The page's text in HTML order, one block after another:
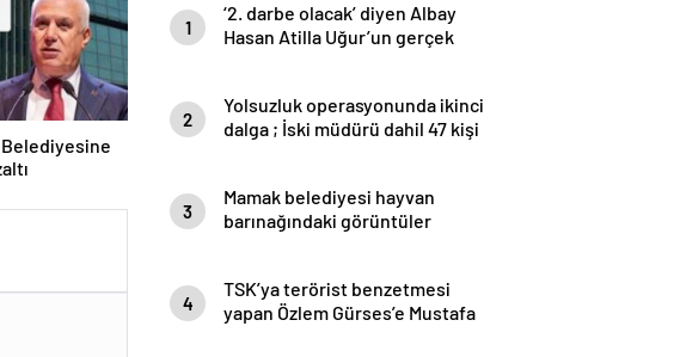
1
‘2. darbe olacak’ diyen Albay
Hasan Atilla Uğur’un gerçek
2
Yolsuzluk operasyonunda ikinci
dalga ; İski müdürü dahil 47 kişi
3
Mamak belediyesi hayvan
barınağındaki görüntüler
4
TSK’ya terörist benzetmesi
yapan Özlem Gürses’e Mustafa